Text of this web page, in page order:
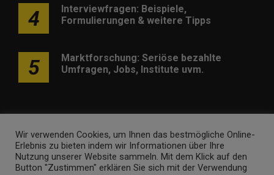
4
Interviewfragen: Beispiele,
Formulierungen & weitere Tipps
5
Marktforschung: Seriöse bezahlte
Umfragen, Jobs, Institute uvm.
Werben Kontakt Impressum Newsletter
Wir verwenden Cookies, um Ihnen das bestmögliche Online-
Erlebnis zu bieten indem wir Informationen über Ihre
Nutzung unserer Website sammeln. Mit dem Klick auf den
Button "Zustimmen" erklären Sie sich mit der Verwendung